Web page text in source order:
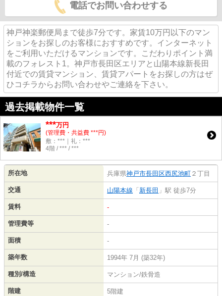
電話でお問い合わせする
神戸神楽郵便局まで徒歩7分です。家賃10万円以下のマン
ションをお探しのお客様におすすめです。インターネット
をご利用いただけるマンションです。こだわりポイント満
載のフォレスト1。神戸市長田区エリアと山陽本線新長田
付近での賃貸マンション、賃貸アパートをお探しの方はぜ
ひコチラからお問い合わせやご連絡を下さい。
過去掲載物件一覧
***万円
(管理費・共益費 ***円)
敷：***｜礼：***
4階 / *** / ***
所在地 兵庫県神戸市長田区西尻池町 ２丁目
交通 山陽本線 「 新長田 」駅 徒歩7分
賃料 -
管理費等 -
面積 -
築年数 1994年 7月 (築32年)
種別/構造 マンション/鉄骨造
階建 5階建